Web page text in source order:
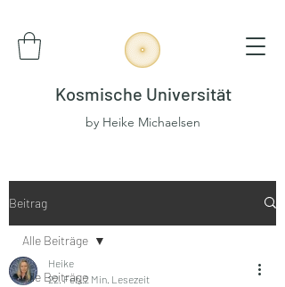
Kosmische Universität
by Heike Michaelsen
Beitrag
Alle Beiträge
Alle Beiträge
Heike
22. Feb.2 Min. Lesezeit